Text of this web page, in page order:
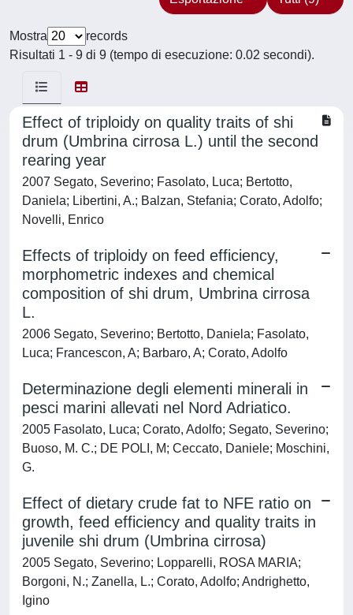
Mostra
records
Risultati 1 - 9 di 9 (tempo di esecuzione: 0.02 secondi).
Effect of triploidy on quality traits of shi
drum (Umbrina cirrosa L.) until the second
rearing year
2007 Segato, Severino; Fasolato, Luca; Bertotto,
Daniela; Libertini, A.; Balzan, Stefania; Corato, Adolfo;
Novelli, Enrico
Effects of triploidy on feed efficiency,
morphometric indexes and chemical
composition of shi drum, Umbrina cirrosa
L.
2006 Segato, Severino; Bertotto, Daniela; Fasolato,
Luca; Francescon, A; Barbaro, A; Corato, Adolfo
Determinazione degli elementi minerali in
pesci marini allevati nel Nord Adriatico.
2005 Fasolato, Luca; Corato, Adolfo; Segato, Severino;
Buoso, M. C.; DE POLI, M; Ceccato, Daniele; Moschini,
G.
Effect of dietary crude fat to NFE ratio on
growth, feed efficiency and quality traits in
juvenile shi drum (Umbrina cirrosa)
2005 Segato, Severino; Lopparelli, ROSA MARIA;
Borgoni, N.; Zanella, L.; Corato, Adolfo; Andrighetto,
Igino